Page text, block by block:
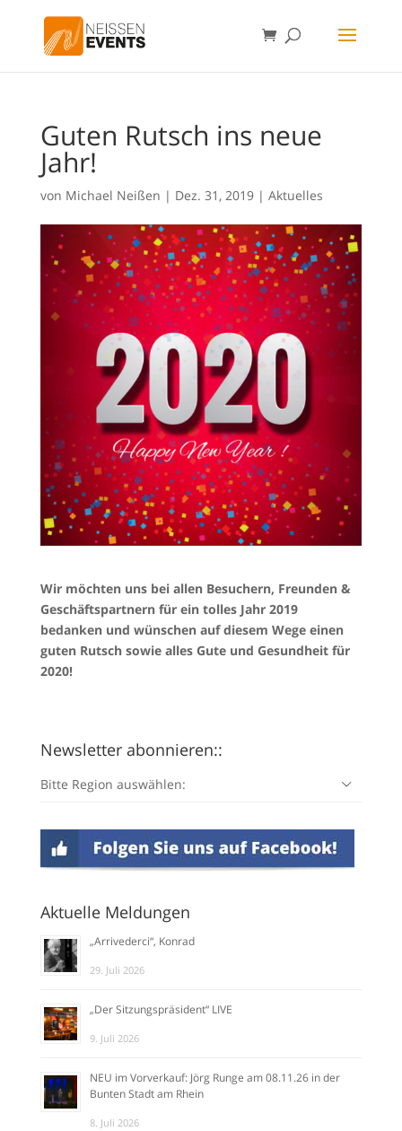
Guten Rutsch ins neue
Jahr!
von Michael Neißen | Dez. 31, 2019| Aktuelles
Wir möchten uns bei allen Besuchern, Freunden &
Geschäftspartnern für ein tolles Jahr 2019
bedanken und wünschen auf diesem Wege einen
guten Rutsch sowie alles Gute und Gesundheit für
2020!
Newsletter abonnieren::
Bitte Region auswählen:
Aktuelle Meldungen
„Arrivederci“, Konrad
29. Juli 2026
„Der Sitzungspräsident“ LIVE
9. Juli 2026
NEU im Vorverkauf: Jörg Runge am 08.11.26 in der
Bunten Stadt am Rhein
8. Juli 2026